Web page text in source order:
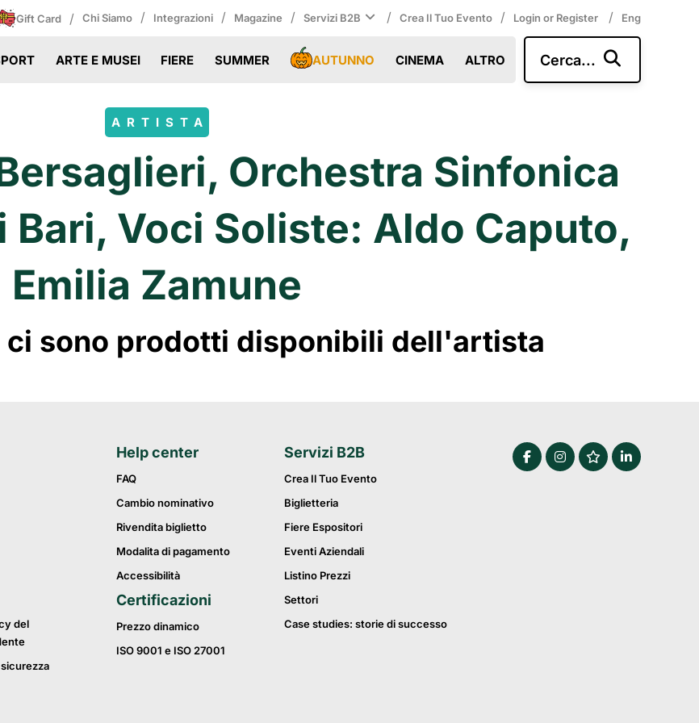
Gift Card / Chi Siamo / Integrazioni / Magazine / Servizi B2B / Crea Il Tuo Evento / Login or Register / Eng
ARTE E MUSEI FIERE SUMMER AUTUNNO CINEMA ALTRO Cerca...
ARTISTA
Orchestra Sinfonica
Voci Soliste: Aldo Caputo,
Emilia Zamune
ci sono prodotti disponibili dell'artista
del
Help center
FAQ
Cambio nominativo
Rivendita biglietto
Modalita di pagamento
Accessibilità
Certificazioni
Prezzo dinamico
ISO 9001 e ISO 27001
Servizi B2B
Crea Il Tuo Evento
Biglietteria
Fiere Espositori
Eventi Aziendali
Listino Prezzi
Settori
Case studies: storie di successo